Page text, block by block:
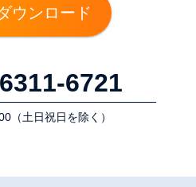
ウンロード
6721
（⼟⽇祝⽇を除く）